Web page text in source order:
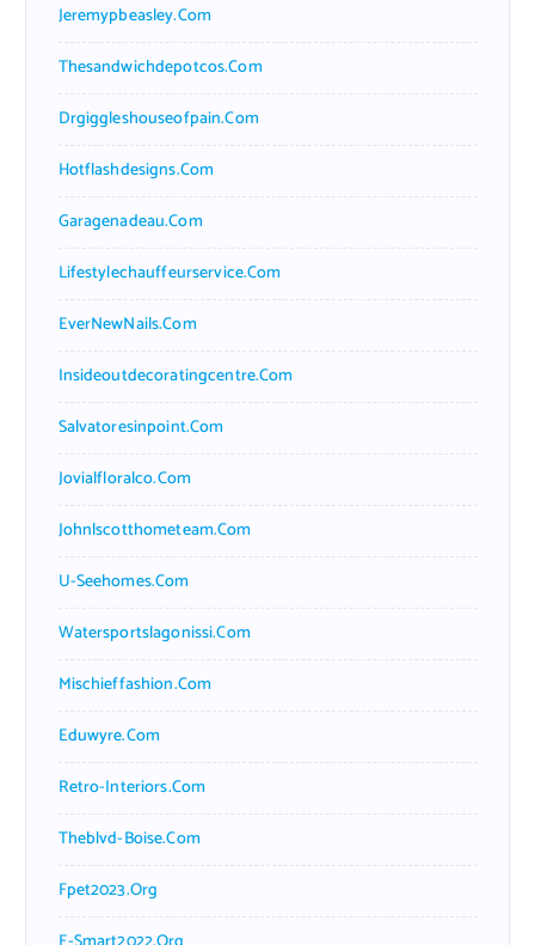
Jeremypbeasley.com
Thesandwichdepotcos.com
Drgiggleshouseofpain.com
Hotflashdesigns.com
Garagenadeau.com
Lifestylechauffeurservice.com
EverNewNails.com
Insideoutdecoratingcentre.com
Salvatoresinpoint.com
Jovialfloralco.com
Johnlscotthometeam.com
U-Seehomes.com
Watersportslagonissi.com
Mischieffashion.com
Eduwyre.com
Retro-Interiors.com
Theblvd-Boise.com
Fpet2023.org